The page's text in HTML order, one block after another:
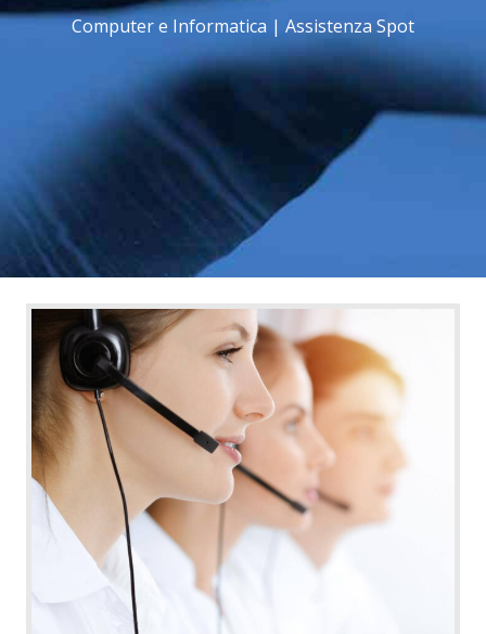
Computer e Informatica | Assistenza Spot